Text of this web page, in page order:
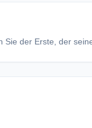
Sie der Erste, der